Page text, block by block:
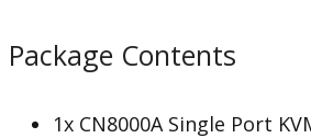
Package Contents
1x CN8000A Single Port